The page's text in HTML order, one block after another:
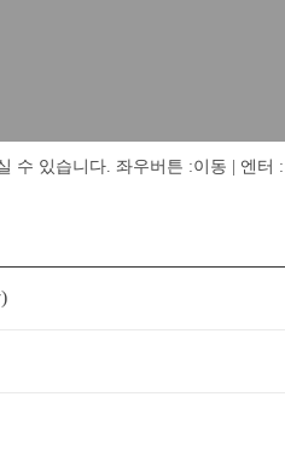
수 있습니다. 좌우버튼 :이동 | 엔터